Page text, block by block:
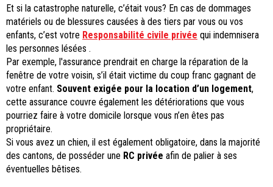
Et si la catastrophe naturelle, c’était vous? En cas de dommages
matériels ou de blessures causées à des tiers par vous ou vos
enfants, c’est votre Responsabilité civile privée qui indemnisera
les personnes lésées .
Par exemple, l'assurance prendrait en charge la réparation de la
fenêtre de votre voisin, s’il était victime du coup franc gagnant de
votre enfant. Souvent exigée pour la location d’un logement,
cette assurance couvre également les détériorations que vous
pourriez faire à votre domicile lorsque vous n’en êtes pas
propriétaire.
Si vous avez un chien, il est également obligatoire, dans la majorité
des cantons, de posséder une RC privée afin de palier à ses
éventuelles bêtises.